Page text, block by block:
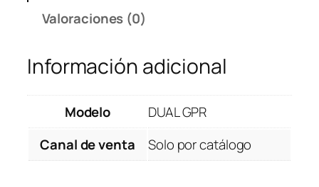
Valoraciones (0)
Información adicional
Modelo
DUAL GPR
Canal de venta
Solo por catálogo